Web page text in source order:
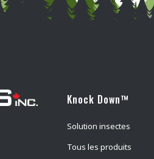
Knock Down™
Solution insectes
Tous les produits